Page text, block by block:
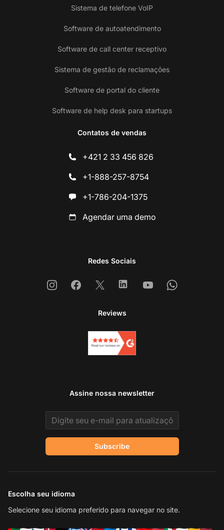
Sistema de telefone VoIP
Software de autoatendimento
Software de call center receptivo
Sistema de gestão de reclamações
Software de portal do cliente
Software de help desk para startups
Contatos de vendas
+421 2 33 456 826
+1-888-257-8754
+1-786-204-1375
Agendar uma demo
Redes Sociais
InstagramFacebook
X LinkedinYoutubeWhatsapp
Reviews
Assine nossa newsletter
Email address
Subscribe
Escolha seu idioma
Selecione seu idioma preferido para navegar no site.